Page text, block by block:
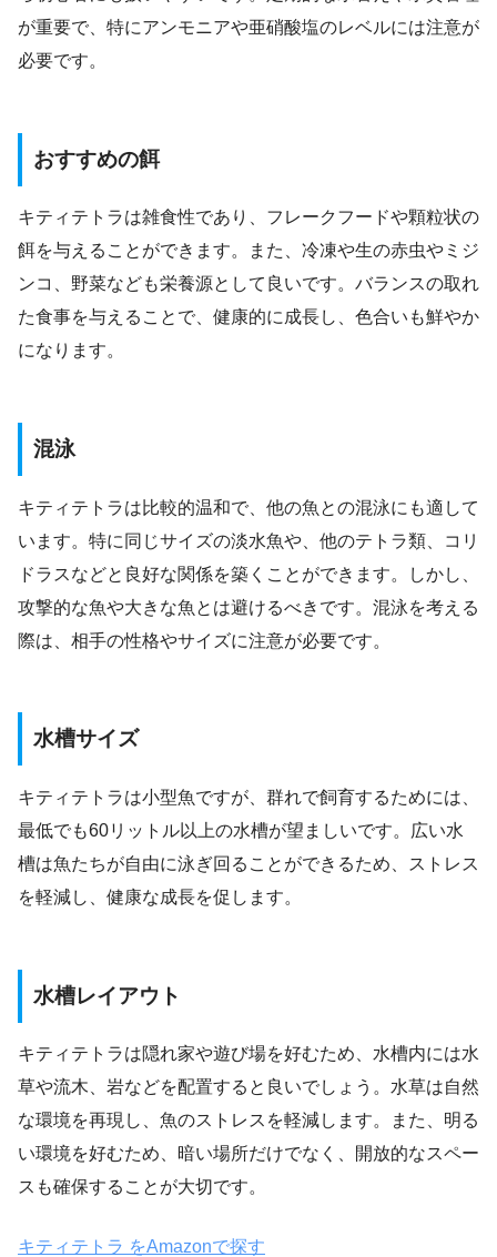
が重要で、特にアンモニアや亜硝酸塩のレベルには注意が
必要です。
おすすめの餌
キティテトラは雑食性であり、フレークフードや顆粒状の
餌を与えることができます。また、冷凍や生の赤虫やミジ
ンコ、野菜なども栄養源として良いです。バランスの取れ
た食事を与えることで、健康的に成長し、色合いも鮮やか
になります。
混泳
キティテトラは比較的温和で、他の魚との混泳にも適して
います。特に同じサイズの淡水魚や、他のテトラ類、コリ
ドラスなどと良好な関係を築くことができます。しかし、
攻撃的な魚や大きな魚とは避けるべきです。混泳を考える
際は、相手の性格やサイズに注意が必要です。
水槽サイズ
キティテトラは小型魚ですが、群れで飼育するためには、
最低でも60リットル以上の水槽が望ましいです。広い水
槽は魚たちが自由に泳ぎ回ることができるため、ストレス
を軽減し、健康な成長を促します。
水槽レイアウト
キティテトラは隠れ家や遊び場を好むため、水槽内には水
草や流木、岩などを配置すると良いでしょう。水草は自然
な環境を再現し、魚のストレスを軽減します。また、明る
い環境を好むため、暗い場所だけでなく、開放的なスペー
スも確保することが大切です。
キティテトラ をAmazonで探す